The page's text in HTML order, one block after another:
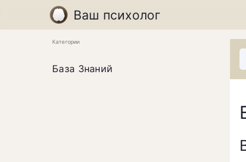
Ваш психолог
Категории
База Знаний